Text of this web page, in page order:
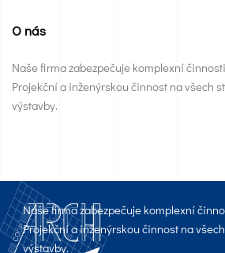
O nás
Naše firma zabezpečuje komplexní
Projekční a inženýrskou činnost na všech
výstavby.
Naše firma zabezpečuje komplexní
Projekční a inženýrskou činnost na
výstavby.